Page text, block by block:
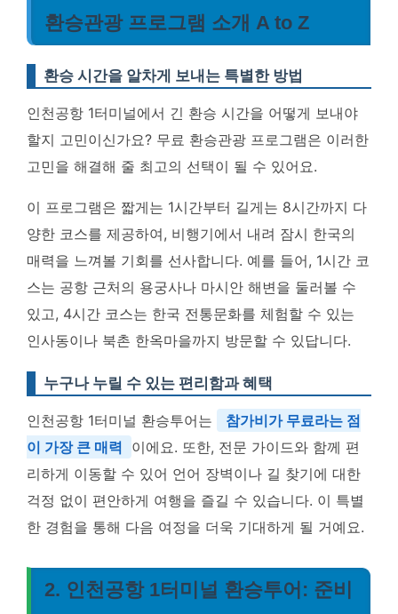
환승관광 프로그램 소개 A to Z
환승 시간을 알차게 보내는 특별한 방법
인천공항 1터미널에서 긴 환승 시간을 어떻게 보내야
할지 고민이신가요? 무료 환승관광 프로그램은 이러한
고민을 해결해 줄 최고의 선택이 될 수 있어요.
이 프로그램은 짧게는 1시간부터 길게는 8시간까지 다
양한 코스를 제공하여, 비행기에서 내려 잠시 한국의
매력을 느껴볼 기회를 선사합니다. 예를 들어, 1시간 코
스는 공항 근처의 용궁사나 마시안 해변을 둘러볼 수
있고, 4시간 코스는 한국 전통문화를 체험할 수 있는
인사동이나 북촌 한옥마을까지 방문할 수 있답니다.
누구나 누릴 수 있는 편리함과 혜택
인천공항 1터미널 환승투어는
참가비가 무료라는 점
이 가장 큰 매력 이에요. 또한, 전문 가이드와 함께 편
리하게 이동할 수 있어 언어 장벽이나 길 찾기에 대한
걱정 없이 편안하게 여행을 즐길 수 있습니다. 이 특별
한 경험을 통해 다음 여정을 더욱 기대하게 될 거예요.
2. 인천공항 1터미널 환승투어: 준비